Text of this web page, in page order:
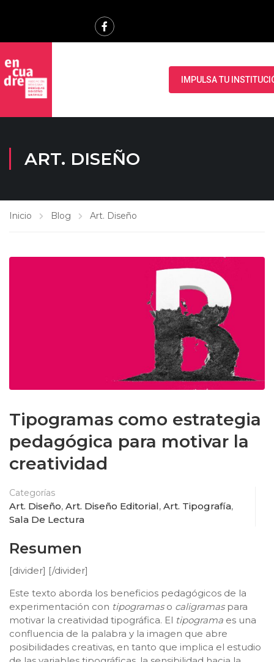
IMPULSA TU
ART. DISEÑO
Inicio Blog Art. Diseño
Tipogramas como estrategia
pedagógica para motivar la
creatividad
Categorías
Art. Diseño, Art. Diseño Editorial, Art. Tipografía,
Sala De Lectura
Resumen
[divider] [/divider]
Este texto aborda los beneficios pedagógicos de la
experimentación con tipogramaso caligramaspara
motivar la creatividad tipográfica. El tipograma es una
confluencia de la palabra y la imagen que abre
posibilidades creativas, en tanto que implica el estudio